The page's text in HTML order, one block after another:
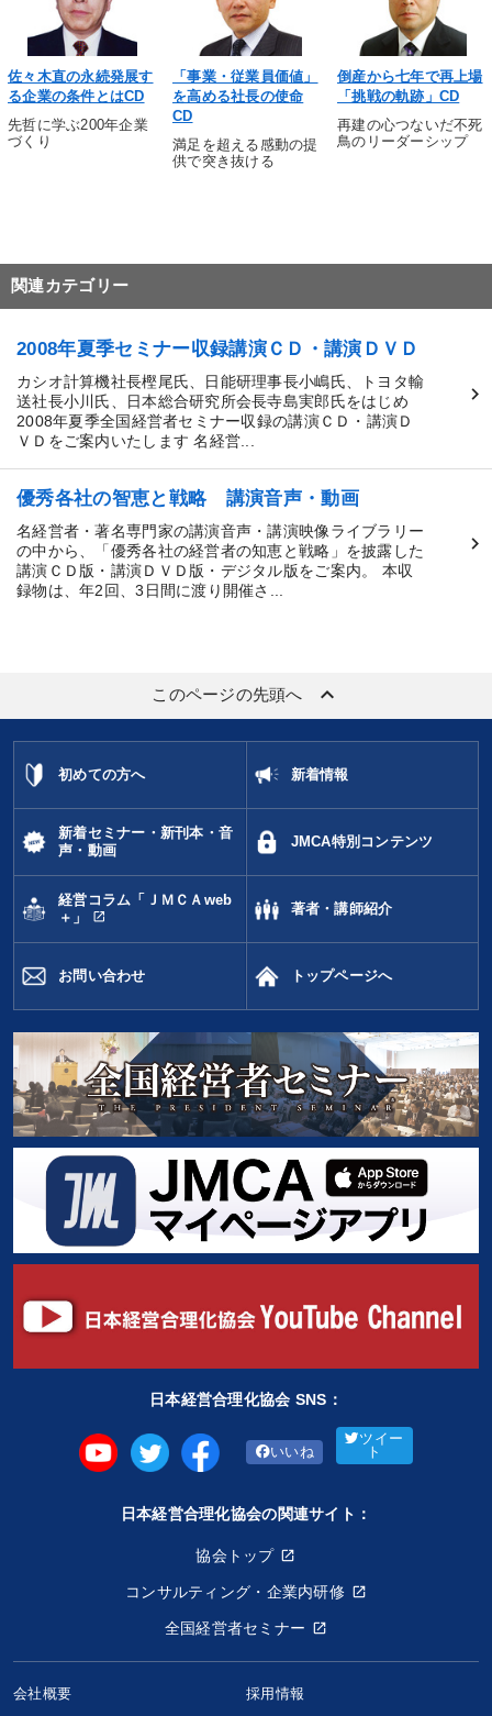
佐々木直の永続発展す
る企業の条件とはCD
先哲に学ぶ200年企業
づくり
「事業・従業員価値」
を高める社長の使命
CD
満足を超える感動の提
供で突き抜ける
倒産から七年で再上場
「挑戦の軌跡」CD
再建の心つないだ不死
鳥のリーダーシップ
関連カテゴリー
2008年夏季セミナー収録講演ＣＤ・講演ＤＶＤ
カシオ計算機社長樫尾氏、日能研理事長小嶋氏、トヨタ輸
送社長小川氏、日本総合研究所会長寺島実郎氏をはじめ
2008年夏季全国経営者セミナー収録の講演ＣＤ・講演Ｄ
ＶＤをご案内いたします 名経営...
優秀各社の智恵と戦略 講演音声・動画
名経営者・著名専門家の講演音声・講演映像ライブラリー
の中から、「優秀各社の経営者の知恵と戦略」を披露した
講演ＣＤ版・講演ＤＶＤ版・デジタル版をご案内。 本収
録物は、年2回、3日間に渡り開催さ...
このページの先頭へ keyboard_arrow_up
初めての方へ 新着情報
新着セミナー・新刊本・音
声・動画
JMCA特別コンテンツ
経営コラム「ＪＭＣＡweb
＋」
open_in_new
著者・講師紹介
お問い合わせ トップページへ
日本経営合理化協会 SNS：
いいね
ツイー
ト
日本経営合理化協会の関連サイト：
協会トップ
コンサルティング・企業内研修
全国経営者セミナー
会社概要
採用情報